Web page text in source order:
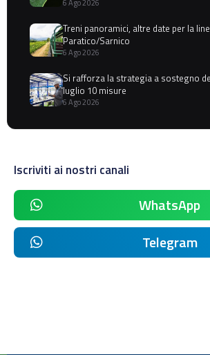
6 Ago 2026
Treni panoramici, altre date per la
Paratico/Sarnico
6 Ago 2026
Si rafforza la strategia a sostegno
luglio 10 misure
6 Ago 2026
Iscriviti ai nostri canali
WhatsApp
Telegram